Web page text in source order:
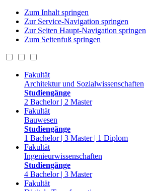
Zum Inhalt springen
Zur Service-Navigation springen
Zur Seiten Haupt-Navigation springen
Zum Seitenfuß springen
Fakultät
Architektur und Sozialwissenschaften
Studiengänge
2 Bachelor | 2 Master
Fakultät
Bauwesen
Studiengänge
1 Bachelor | 3 Master | 1 Diplom
Fakultät
Ingenieurwissenschaften
Studiengänge
4 Bachelor | 3 Master
Fakultät